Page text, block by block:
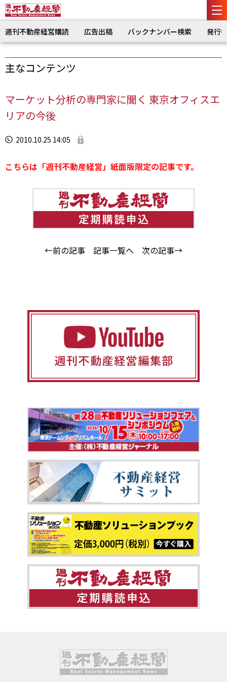
週刊不動産経営購読 広告出稿 バックナンバー検索 発行
主なコンテンツ
マーケット分析の専門家に聞く 東京オフィスエ
リアの今後
2010.10.25 14:05
こちらは「週刊不動産経営」紙面版限定の記事です。
←前の記事 記事一覧へ 次の記事→